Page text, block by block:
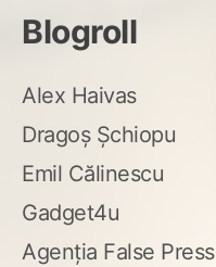
Blogroll
Alex Haivas
Dragoș Șchiopu
Emil Călinescu
Gadget4u
Agenția False Press